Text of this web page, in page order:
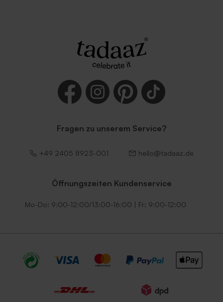
Fragen zu unserem Service?
+49 2405 8923-001 hello@tadaaz.de
Öffnungszeiten Kundenservice
Mo-Do: 9:00-12:00/13:00-16:00 | Fr: 9:00-12:00